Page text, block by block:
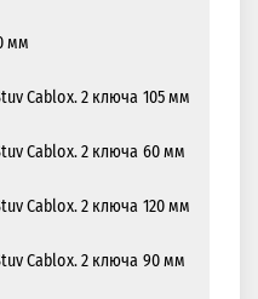
мм
Cablox. 2 ключа 105 мм
Cablox. 2 ключа 60 мм
Cablox. 2 ключа 120 мм
Cablox. 2 ключа 90 мм